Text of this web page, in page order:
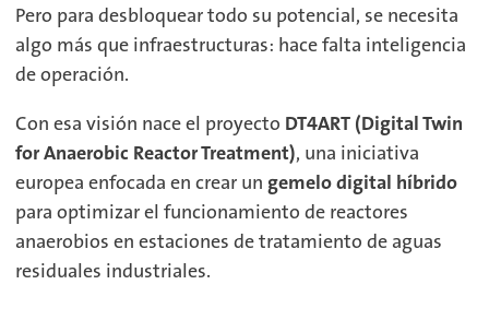
Pero para desbloquear todo su potencial, se necesita
algo más que infraestructuras: hace falta inteligencia
de operación.
Con esa visión nace el proyecto DT4ART (Digital Twin
for Anaerobic Reactor Treatment), una iniciativa
europea enfocada en crear un gemelo digital híbrido
para optimizar el funcionamiento de reactores
anaerobios en estaciones de tratamiento de aguas
residuales industriales.